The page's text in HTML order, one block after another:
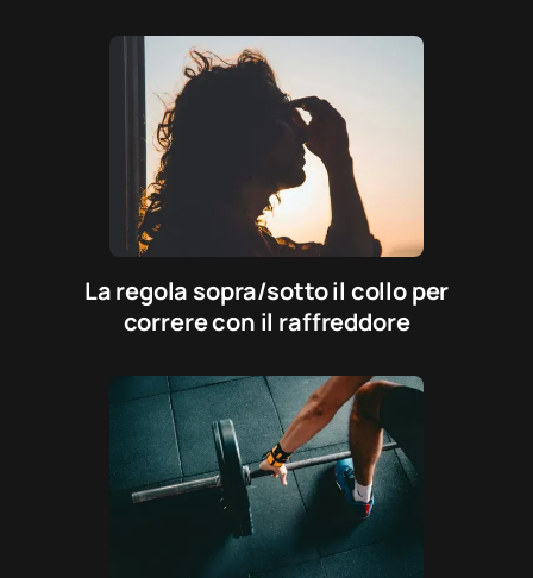
La regola sopra/sotto il collo per
correre con il raffreddore